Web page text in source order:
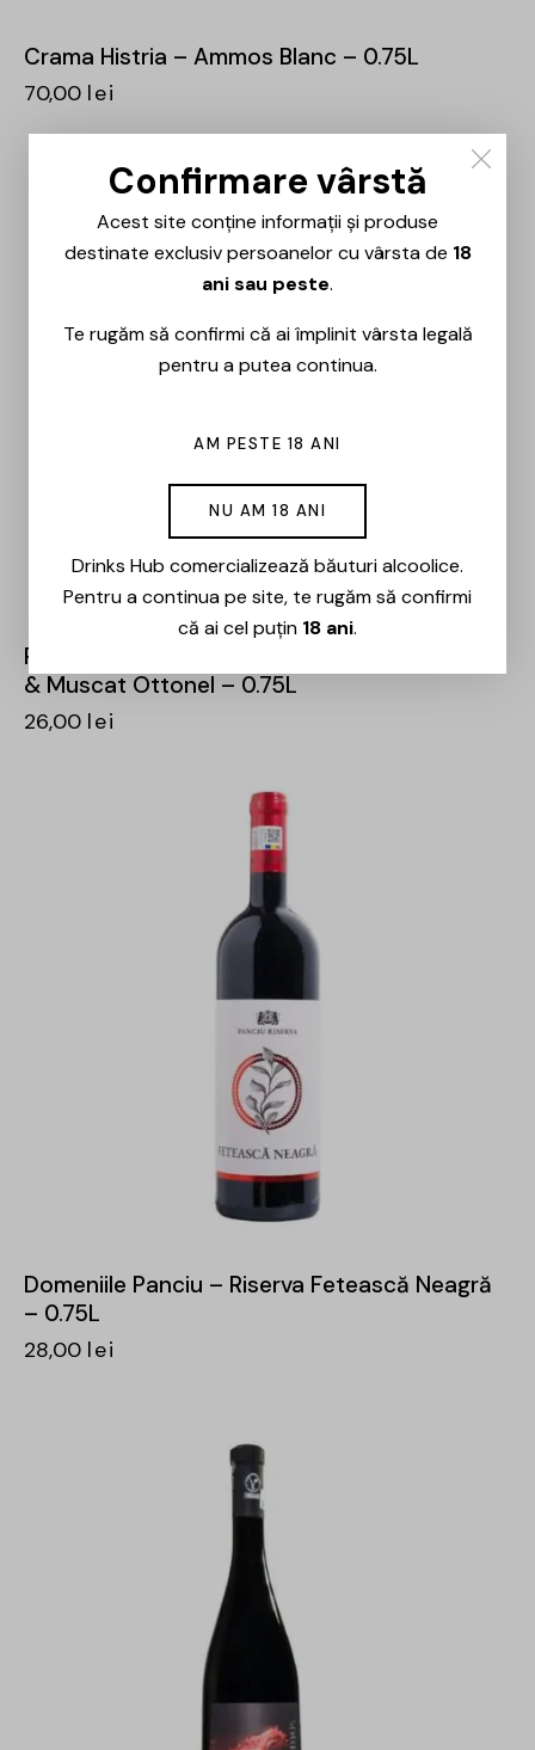
Crama Histria – Ammos Blanc – 0.75L
70,00 lei
Panciu – Domeniile Panciu – Feteasca Regala
& Muscat Ottonel – 0.75L
26,00 lei
Domeniile Panciu – Riserva Fetească Neagră
– 0.75L
28,00 lei
Confirmare vârstă
Acest site conține informații și produse
destinate exclusiv persoanelor cu vârsta de 18
ani sau peste.
Te rugăm să confirmi că ai împlinit vârsta legală
pentru a putea continua.
AM PESTE 18 ANI
NU AM 18 ANI
Drinks Hub comercializează băuturi alcoolice.
Pentru a continua pe site, te rugăm să confirmi
că ai cel puțin 18 ani.